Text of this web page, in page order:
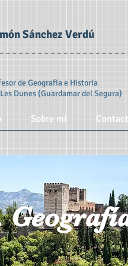
Sánchez Verdú
de Geografía e Historia
Dunes (Guardamar del Segura)
Sobre mi